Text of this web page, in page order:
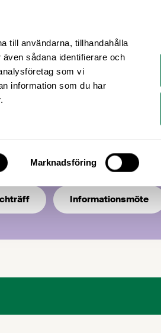
till användarna, tillhandahålla
sådana identifierare och
som vi
information som du har
Marknadsföring
Informationsmöte